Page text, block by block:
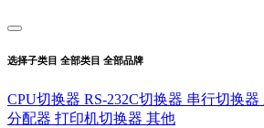
选择子类目 全部类目 全部品牌
CPU切换器 RS-232C切换器 串行切换器
分配器 打印机切换器 其他